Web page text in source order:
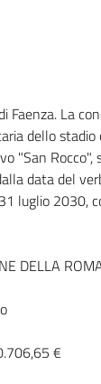
Faenza. La
dello
"San Rocco",
data del
luglio 2030,
DELLA
€